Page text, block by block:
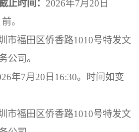
止时间： 2026年7月 20 日
前。
市福田区侨香路1010号特发文
公司。
年7月 20 日 16:30。
时间如变
市福田区侨香路1010号特发文